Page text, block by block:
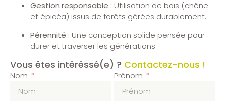
Gestion responsable : Utilisation de bois (chêne
et épicéa) issus de forêts gérées durablement.
Pérennité : Une conception solide pensée pour
durer et traverser les générations.
Vous êtes intéréssé(e) ? Contactez-nous !
Nom Prénom